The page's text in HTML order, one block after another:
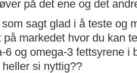
på det ene og det
sagt glad i å teste og
på markedet hvor du kan
6 og omega-3 fettsyrene i
si nyttig??